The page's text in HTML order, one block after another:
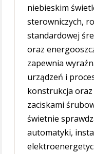
niebieskim
sterowniczych,
standardowej
oraz
zapewnia
urządzeń i
konstrukcja oraz
zaciskami
świetnie
automatyki,